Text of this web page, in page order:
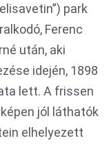
park
Ferenc
után, aki
idején, 1898
lett. A frissen
jól láthatók
elhelyezett